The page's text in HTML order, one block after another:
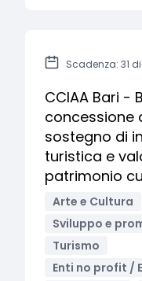
Scadenza: 31
CCIAA Bari -
concessione
sostegno di
turistica e
patrimonio
Arte e Cultura
Sviluppo e
Turismo
Enti no profit /